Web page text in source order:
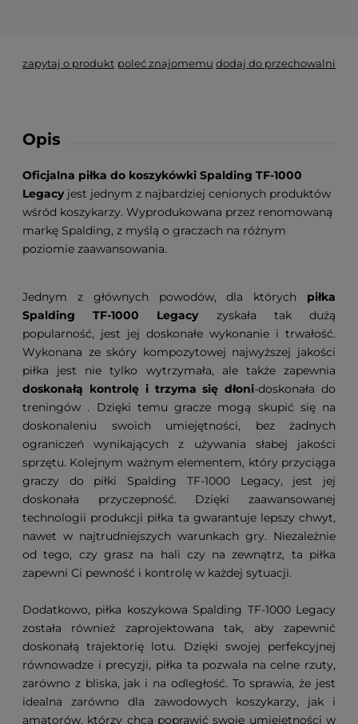
zapytaj o produkt poleć znajomemu dodaj do przechowalni
Opis
Oficjalna piłka do koszykówki Spalding TF-1000
Legacyjest jednym z najbardziej cenionych produktów
wśród koszykarzy. Wyprodukowana przez renomowaną
markę Spalding, z myślą o graczach na różnym
poziomie zaawansowania.
Jednym z głównych powodów, dla których piłka
Spalding TF-1000 Legacy zyskała tak dużą
popularność, jest jej doskonałe wykonanie i trwałość.
Wykonana ze skóry kompozytowej najwyższej jakości
piłka jest nie tylko wytrzymała, ale także zapewnia
doskonałą kontrolę i trzyma się dłoni-doskonała do
treningów . Dzięki temu gracze mogą skupić się na
doskonaleniu swoich umiejętności, bez żadnych
ograniczeń wynikających z używania słabej jakości
sprzętu. Kolejnym ważnym elementem, który przyciąga
graczy do piłki Spalding TF-1000 Legacy, jest jej
doskonała przyczepność. Dzięki zaawansowanej
technologii produkcji piłka ta gwarantuje lepszy chwyt,
nawet w najtrudniejszych warunkach gry. Niezależnie
od tego, czy grasz na hali czy na zewnątrz, ta piłka
zapewni Ci pewność i kontrolę w każdej sytuacji.
Dodatkowo, piłka koszykowa Spalding TF-1000 Legacy
została również zaprojektowana tak, aby zapewnić
doskonałą trajektorię lotu. Dzięki swojej perfekcyjnej
równowadze i precyzji, piłka ta pozwala na celne rzuty,
zarówno z bliska, jak i na odległość. To sprawia, że jest
idealna zarówno dla zawodowych koszykarzy, jak i
amatorów, którzy chcą poprawić swoje umiejętności w